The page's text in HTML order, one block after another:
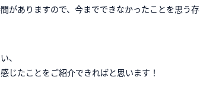
がありますので、今までできなかったことを思う存
、
じたことをご紹介できればと思います！